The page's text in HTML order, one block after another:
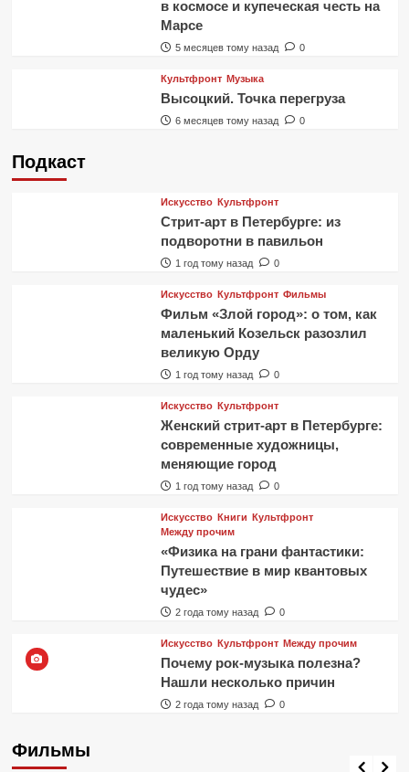
в космосе и купеческая честь на
Марсе
5 месяцев тому назад 0
Культфронт Музыка
Высоцкий. Точка перегруза
6 месяцев тому назад 0
Подкаст
Искусство Культфронт
Стрит-арт в Петербурге: из
подворотни в павильон
1 год тому назад 0
Искусство Культфронт Фильмы
Фильм «Злой город»: о том, как
маленький Козельск разозлил
великую Орду
1 год тому назад 0
Искусство Культфронт
Женский стрит-арт в Петербурге:
современные художницы,
меняющие город
1 год тому назад 0
Искусство Книги Культфронт
Между прочим
«Физика на грани фантастики:
Путешествие в мир квантовых
чудес»
2 года тому назад 0
Искусство Культфронт Между прочим
Почему рок-музыка полезна?
Нашли несколько причин
2 года тому назад 0
Фильмы
Фильмы